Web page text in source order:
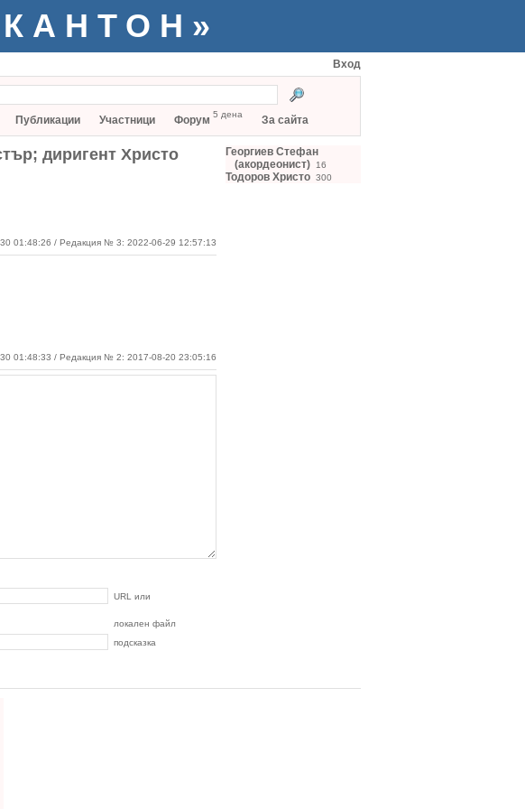
Вход
Публикации Участници Форум 5 дена За сайта
диригент Христо
01:48:26 / Редакция № 3: 2022-06-29 12:57:13
01:48:33 / Редакция № 2: 2017-08-20 23:05:16
URL или
локален файл
подсказка
Георгиев Стефан
(акордеонист) 16
Тодоров Христо 300